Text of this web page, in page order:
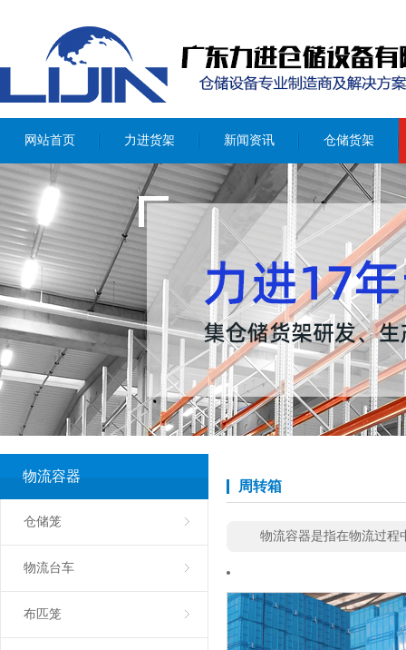
网站首页 力进货架 新闻资讯 仓储货架
物流容器
仓储笼
物流台车
布匹笼
周转箱
物流容器是指在物流过程